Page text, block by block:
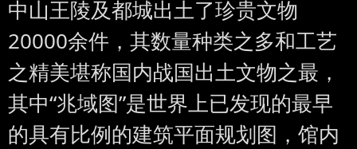
中山王陵及都城出土了珍贵文物
20000余件，其数量种类之多和工艺
之精美堪称国内战国出土文物之最，
其中“兆域图”是世界上已发现的最早
的具有比例的建筑平面规划图，馆内